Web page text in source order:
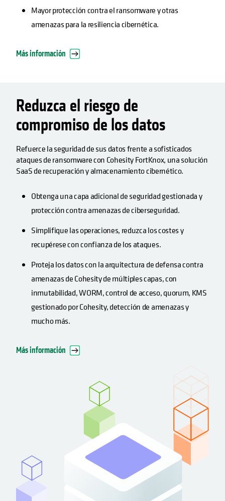
Mayor protección contra el ransomware y otras
amenazas para la resiliencia cibernética.
Más información
Reduzca el riesgo de
compromiso de los datos
Refuerce la seguridad de sus datos frente a sofisticados
ataques de ransomware con Cohesity FortKnox, una solución
SaaS de recuperación y almacenamiento cibernético.
Obtenga una capa adicional de seguridad gestionada y
protección contra amenazas de ciberseguridad.
Simplifique las operaciones, reduzca los costes y
recupérese con confianza de los ataques.
Proteja los datos con la arquitectura de defensa contra
amenazas de Cohesity de múltiples capas, con
inmutabilidad, WORM, control de acceso, quorum, KMS
gestionado por Cohesity, detección de amenazas y
mucho más.
Más información